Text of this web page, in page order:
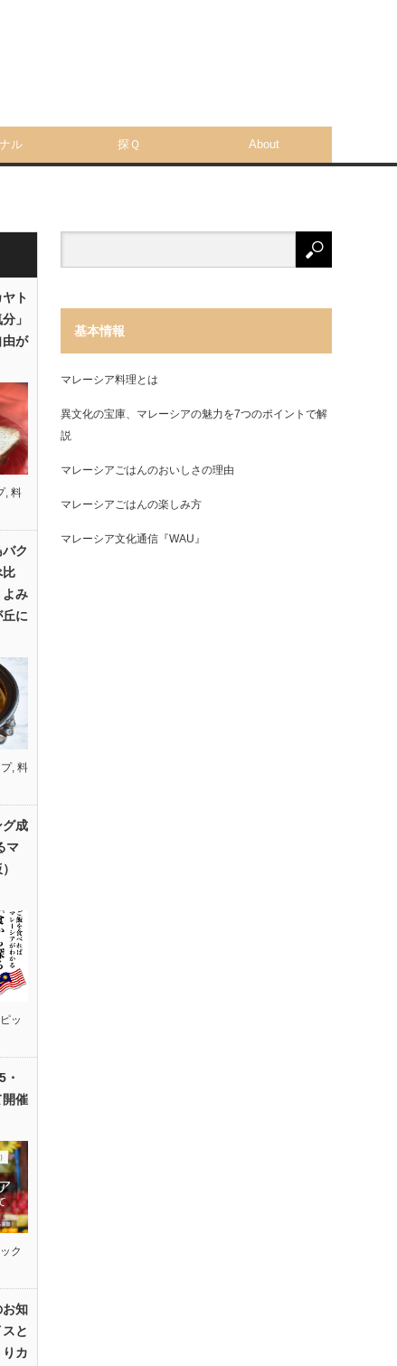
ル 探Ｑ About
ト
」
由が
, 料
ク
比
よみ
に
, 料
グ成
マ
ピッ
開催
ク
お知
と
カ
基本情報
マレーシア料理とは
異文化の宝庫、マレーシアの魅力を7つのポイントで解
説
マレーシアごはんのおいしさの理由
マレーシアごはんの楽しみ方
マレーシア文化通信『WAU』